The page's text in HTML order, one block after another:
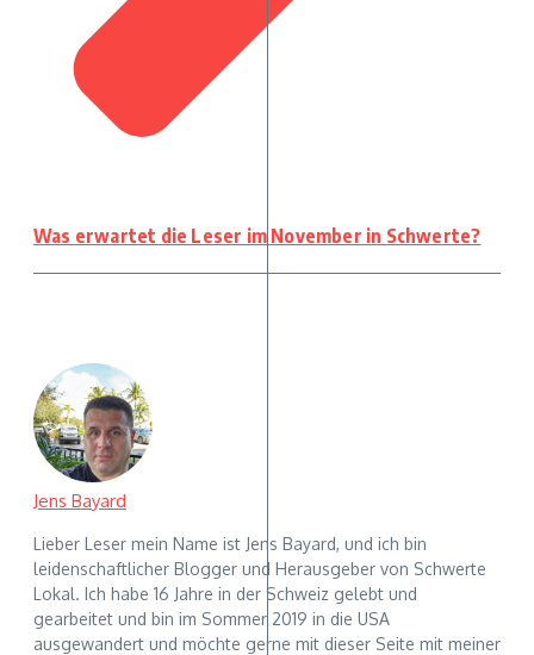
Was erwartet die Leser im November in Schwerte?
Jens Bayard
Lieber Leser mein Name ist Jens Bayard, und ich bin
leidenschaftlicher Blogger und Herausgeber von Schwerte
Lokal. Ich habe 16 Jahre in der Schweiz gelebt und
gearbeitet und bin im Sommer 2019 in die USA
ausgewandert und möchte gerne mit dieser Seite mit meiner